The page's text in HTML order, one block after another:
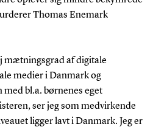
Thomas Enemark
mætningsgrad af digitale
medier i Danmark og
bl.a. børnenes eget
ser jeg som medvirkende
ligger lavt i Danmark. Jeg er